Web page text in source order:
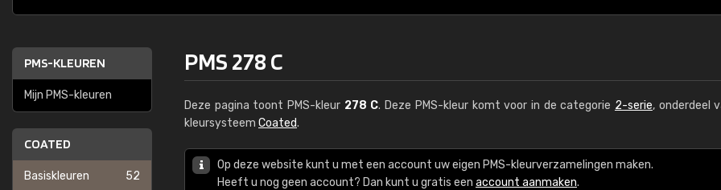
PMS-KLEUREN
Mijn PMS-kleuren
COATED
Basiskleuren 52
PMS 278 C
Deze pagina toont PMS-kleur 278 C. Deze PMS-kleur komt voor in de categorie 2-serie, onderdeel
kleursysteem Coated.
Op deze website kunt u met een account uw eigen PMS-kleurverzamelingen maken.
Heeft u nog geen account? Dan kunt u gratis een account aanmaken.